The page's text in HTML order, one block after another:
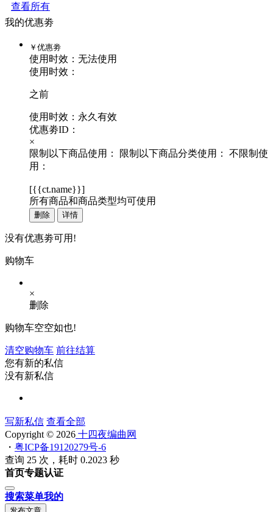
查看所有
我的优惠劵
￥ 优惠劵
使用时效： 无法使用
使用时效：
之前
使用时效：永久有效
优惠劵ID：
×
限制以下商品使用：
限制以下商品分类使用：
不限制使
用：
[{{ct.name}}]
所有商品和商品类型均可使用
删除 详情
没有优惠劵可用!
购物车
×
删除
购物车空空如也!
清空购物车 前往结算
您有新的私信
没有新私信
写新私信 查看全部
Copyright © 2026 十四夜编曲网
・ 粤ICP备19120279号-6
查询 25 次，耗时 0.2023 秒
首页专题认证
搜索菜单我的